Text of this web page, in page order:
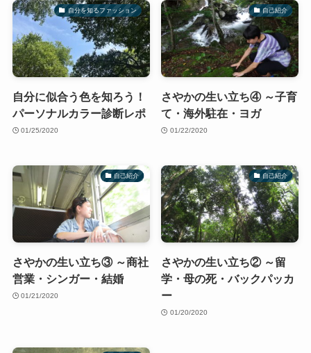
自分を知るファッション
自分に似合う色を知ろう！
パーソナルカラー診断レポ
01/25/2020
自己紹介
さやかの生い立ち④ ～子育
て・海外駐在・ヨガ
01/22/2020
自己紹介
さやかの生い立ち③ ～商社
営業・シンガー・結婚
01/21/2020
自己紹介
さやかの生い立ち② ～留
学・母の死・バックパッカ
ー
01/20/2020